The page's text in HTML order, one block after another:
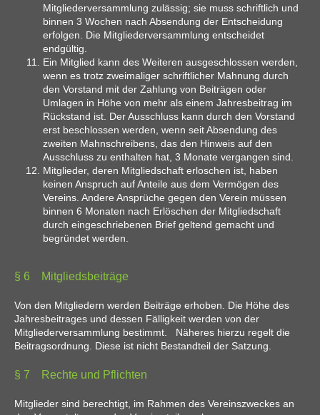
Mitgliederversammlung zulässig; sie muss schriftlich und
binnen 3 Wochen nach Absendung der Entscheidung
erfolgen. Die Mitgliederversammlung entscheidet
endgültig.
Ein Mitglied kann des Weiteren ausgeschlossen werden,
wenn es trotz zweimaliger schriftlicher Mahnung durch
den Vorstand mit der Zahlung von Beiträgen oder
Umlagen in Höhe von mehr als einem Jahresbeitrag im
Rückstand ist. Der Ausschluss kann durch den Vorstand
erst beschlossen werden, wenn seit Absendung des
zweiten Mahnschreibens, das den Hinweis auf den
Ausschluss zu enthalten hat, 3 Monate vergangen sind.
Mitglieder, deren Mitgliedschaft erloschen ist, haben
keinen Anspruch auf Anteile aus dem Vermögen des
Vereins. Andere Ansprüche gegen den Verein müssen
binnen 6 Monaten nach Erlöschen der Mitgliedschaft
durch eingeschriebenen Brief geltend gemacht und
begründet werden.
§ 6 Mitgliedsbeiträge
Von den Mitgliedern werden Beiträge erhoben. Die Höhe des
Jahresbeitrages und dessen Fälligkeit werden von der
Mitgliederversammlung bestimmt. Näheres hierzu regelt die
Beitragsordnung. Diese ist nicht Bestandteil der Satzung.
§ 7 Rechte und Pflichten
Mitglieder sind berechtigt, im Rahmen des Vereinszweckes an